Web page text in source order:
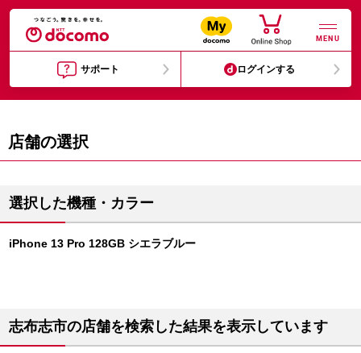
MENU
サポート ログインする
店舗の選択
選択した機種・カラー
iPhone 13 Pro 128GB シエラブルー
志布志市の店舗を検索した結果を表示しています